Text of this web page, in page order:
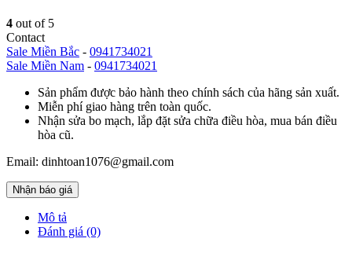
4 out of 5
Contact
Sale Miền Bắc - 0941734021
Sale Miền Nam - 0941734021
Sản phẩm được bảo hành theo chính sách của hãng sản xuất.
Miễn phí giao hàng trên toàn quốc.
Nhận sửa bo mạch, lắp đặt sửa chữa điều hòa, mua bán điều
hòa cũ.
Email: dinhtoan1076@gmail.com
Nhận báo giá
Mô tả
Đánh giá (0)